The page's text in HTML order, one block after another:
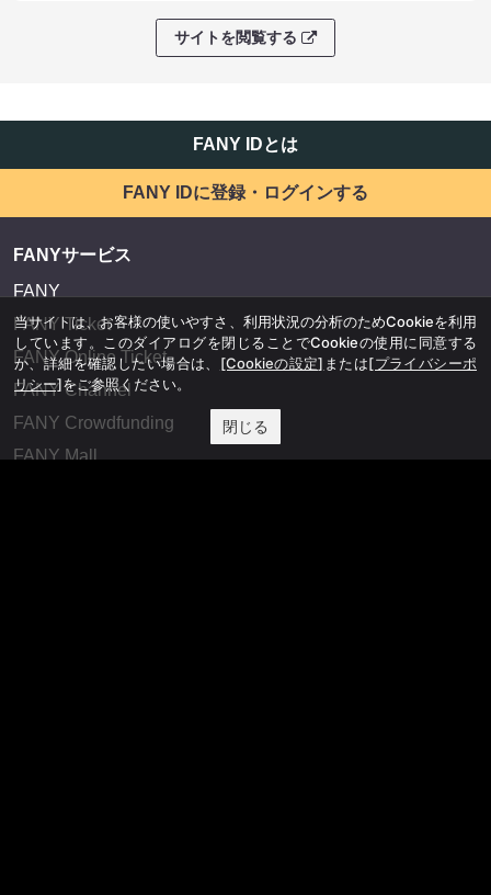
サイトを閲覧する
FANY IDとは
FANY IDに登録・ログインする
FANYサービス
FANY
FANY Ticket
FANY Online Ticket
FANY Channel
FANY Crowdfunding
FANY Mall
当サイトは、お客様の使いやすさ、利用状況の分析のためCookieを利用
しています。このダイアログを閉じることでCookieの使用に同意する
か、詳細を確認したい場合は、 [Cookieの設定] または[プライバシーポ
リシー]をご参照ください。
閉じる